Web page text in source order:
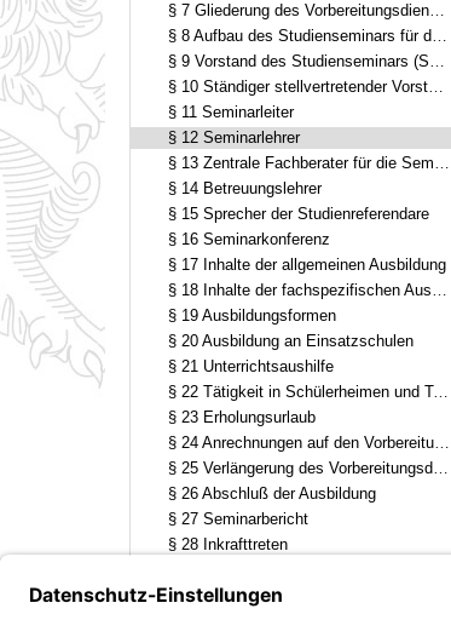
§ 7 Gliederung des Vorbereitungsdienstes
§ 8 Aufbau des Studienseminars für das Lehramt an Gymnasien
§ 9 Vorstand des Studienseminars (Seminarvorstand)
§ 10 Ständiger stellvertretender Vorstand des Studienseminars
§ 11 Seminarleiter
§ 12 Seminarlehrer
§ 13 Zentrale Fachberater für die Seminarausbildung
§ 14 Betreuungslehrer
§ 15 Sprecher der Studienreferendare
§ 16 Seminarkonferenz
§ 17 Inhalte der allgemeinen Ausbildung
§ 18 Inhalte der fachspezifischen Ausbildung
§ 19 Ausbildungsformen
§ 20 Ausbildung an Einsatzschulen
§ 21 Unterrichtsaushilfe
§ 22 Tätigkeit in Schülerheimen und Tagesheimen
§ 23 Erholungsurlaub
§ 24 Anrechnungen auf den Vorbereitungsdienst
§ 25 Verlängerung des Vorbereitungsdienstes, Wiederholung einzelner Ausbildungsabschnitte
§ 26 Abschluß der Ausbildung
§ 27 Seminarbericht
§ 28 Inkrafttreten